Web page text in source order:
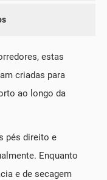
estas
criadas para
ao longo da
pés direito e
Enquanto
e de secagem